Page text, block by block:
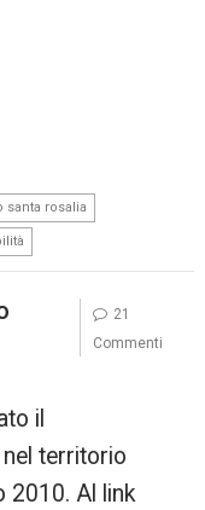
santa rosalia
il
territorio
2010. Al link
21
Commenti